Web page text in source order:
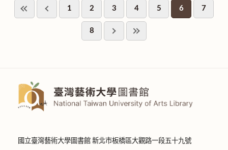
1 2 3 4 5 6 7
8
國立臺灣藝術大學圖書館 新北市板橋區大觀路一段五十九號